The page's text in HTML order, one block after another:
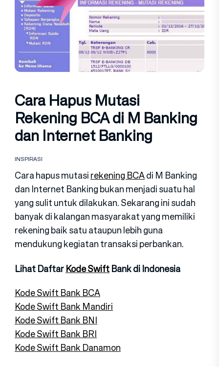
Cara Hapus Mutasi
Rekening BCA di M Banking
dan Internet Banking
INSPIRASI
Cara hapus mutasirekening BCAdi M Banking
dan Internet Banking bukan menjadi suatu hal
yang sulit untuk dilakukan. Sekarang ini sudah
banyak di kalangan masyarakat yang memiliki
rekening baik satu ataupun lebih guna
mendukung kegiatan transaksi perbankan.
Lihat DaftarKode SwiftBank di Indonesia
Kode Swift Bank BCA
Kode Swift Bank Mandiri
Kode Swift Bank BNI
Kode Swift Bank BRI
Kode Swift Bank Danamon